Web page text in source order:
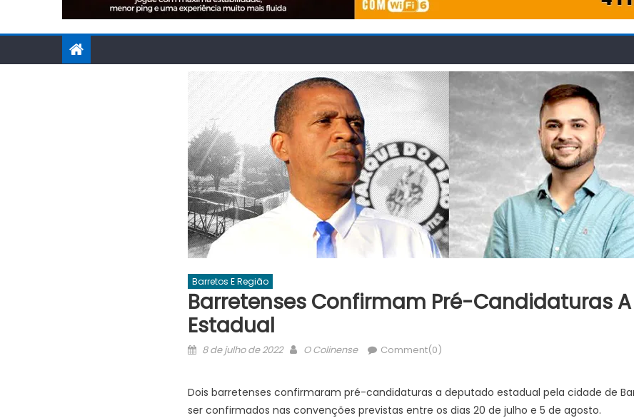
Barretos E Região
Barretenses Confirmam Pré-Candidaturas
Estadual
Posted
8 de julho de 2022 Author
O Colinense Comment(0)
Dois barretenses confirmaram pré-candidaturas a deputado estadual pela cidade de
ser confirmados nas convenções previstas entre os dias 20 de julho e 5 de agosto.